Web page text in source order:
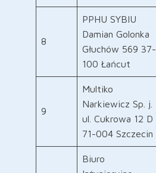
8
PPHU SYBIU
Damian Golonka
Głuchów 569 37-
100 Łańcut
9
Multiko
Narkiewicz Sp. j.
ul. Cukrowa 12 D
71-004 Szczecin
Biuro